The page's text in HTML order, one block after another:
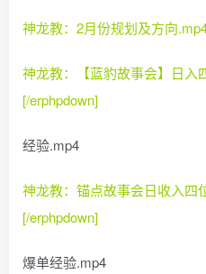
神龙教：2月份规划及方向
神龙教：【蓝豹故事会】日入
[/erphpdown]
经验.mp4
神龙教：锚点故事会日收入四
[/erphpdown]
爆单经验.mp4